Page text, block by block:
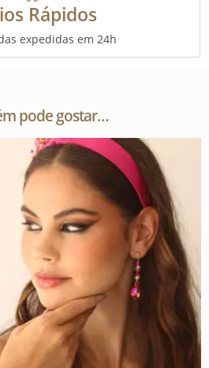
Rápidos
expedidas em 24h
pode gostar…